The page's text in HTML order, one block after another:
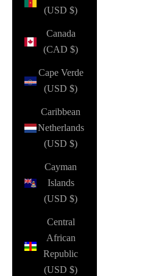
(USD $)
Canada
(CAD $)
Cape Verde
(USD $)
Caribbean
Netherlands
(USD $)
Cayman
Islands
(USD $)
Central
African
Republic
(USD $)